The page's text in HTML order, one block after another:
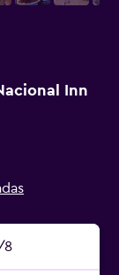
Inn
8